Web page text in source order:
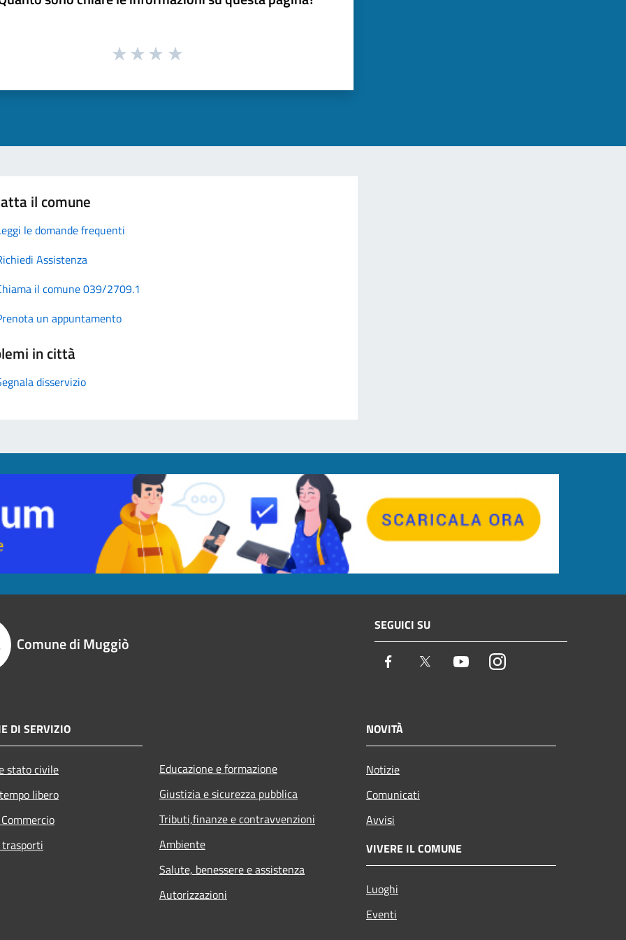
il comune
le domande frequenti
Assistenza
il comune 039/2709.1
un appuntamento
in città
disservizio
Comune di Muggiò
SEGUICI SU
Facebook Twitter YoutubeInstagram
DI SERVIZIO
stato civile
libero
Educazione e formazione
Giustizia e sicurezza pubblica
Tributi,finanze e contravvenzioni
Ambiente
Salute, benessere e assistenza
Autorizzazioni
NOVITÀ
Notizie
Comunicati
Avvisi
VIVERE IL COMUNE
Luoghi
Eventi